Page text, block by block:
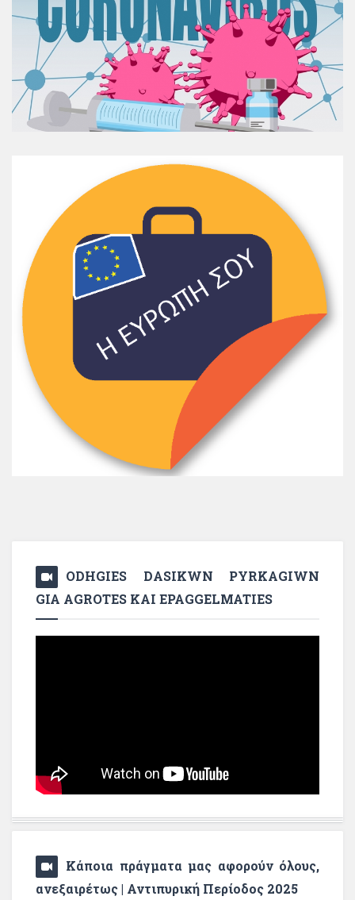
ODHGIES DASIKWN PYRKAGIWN
GIA AGROTES KAI EPAGGELMATIES
Κάποια πράγματα μας αφορούν όλους,
ανεξαιρέτως | Αντιπυρική Περίοδος 2025